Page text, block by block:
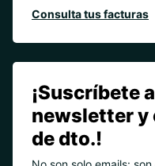
Consulta tus facturas
¡Suscríbete
newsletter y
de dto.!